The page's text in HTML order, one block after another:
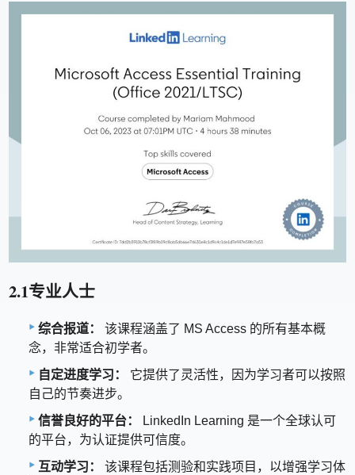
2.1专业人士
综合报道：
该课程涵盖了 MS Access 的所有基本概
念，非常适合初学者。
自定进度学习：
它提供了灵活性，因为学习者可以按照
自己的节奏进步。
信誉良好的平台：
LinkedIn Learning 是一个全球认可
的平台，为认证提供可信度。
互动学习：
该课程包括测验和实践项目，以增强学习体